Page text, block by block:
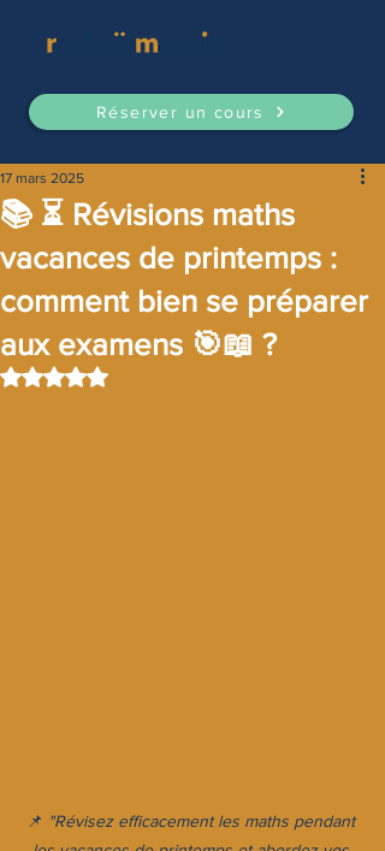
Réserver un cours
📚 ⏳ Révisions maths
vacances de printemps :
comment bien se préparer
aux examens 🎯📖 ?
17 mars 2025
Noté NaN étoiles sur 5.
📌 "Révisez efficacement les maths pendant